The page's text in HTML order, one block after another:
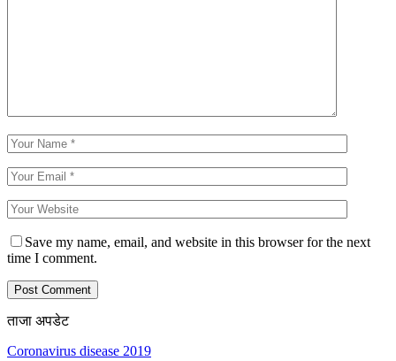
Save my name, email, and website in this browser for the next
time I comment.
ताजा अपडेट
Coronavirus disease 2019